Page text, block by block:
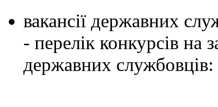
вакансії державних
- перелік конкурсів на
державних службовців: